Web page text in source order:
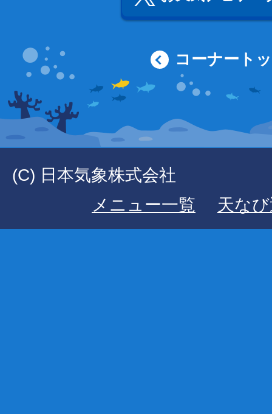
コーナート
(C) 日本気象株式会社
メニュー一覧
天な